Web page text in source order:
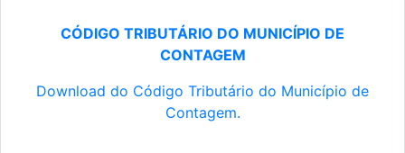
CÓDIGO TRIBUTÁRIO DO MUNICÍPIO DE
CONTAGEM
Download do Código Tributário do Município de
Contagem.